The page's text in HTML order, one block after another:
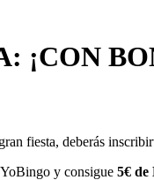
¡CON
fiesta, deberás
y consigue 5€ de